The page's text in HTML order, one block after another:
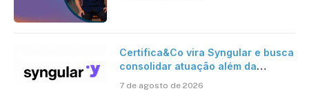
Certifica&Co vira Syngular e busca
consolidar atuação além da
7 de agosto de 2026